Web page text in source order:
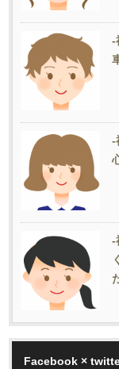
-
-
-
Facebook ×